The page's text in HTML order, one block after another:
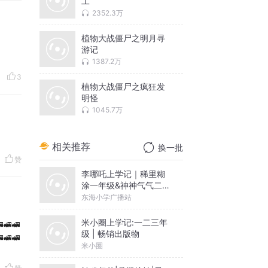
3
赞
2352.3万
植物大战僵尸之明月寻
游记
1387.2万
植物大战僵尸之疯狂发
明怪
1045.7万
相关推荐 换一批
李哪吒上学记｜稀里糊
涂一年级&神神气气二年
级
东海小学广播站
米小圈上学记:一二三年
级 | 畅销出版物
米小圈